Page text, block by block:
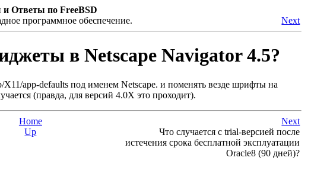
Ответы по FreeBSD
программное обеспечение. Next
в Netscape Navigator 4.5?
app-defaults под именем Netscape. и поменять везде шрифты на
(правда, для версий 4.0X это проходит).
Home
Next
Up
Что случается с trial-версией после
истечения срока бесплатной эксплуатации
Oracle8 (90 дней)?